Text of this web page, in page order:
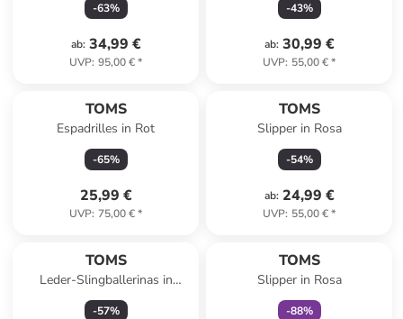
-63%
ab: 34,99 €
UVP: 95,00 €*
-43%
ab: 30,99 €
UVP: 55,00 €*
TOMS
Espadrilles in Rot
-65%
25,99 €
UVP: 75,00 €*
TOMS
Slipper in Rosa
-54%
ab: 24,99 €
UVP: 55,00 €*
TOMS
Leder-Slingballerinas in
Creme
-57%
TOMS
Slipper in Rosa
-88%